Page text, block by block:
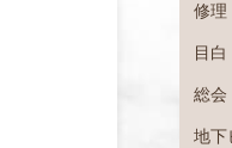
修理
目白
総会
地下